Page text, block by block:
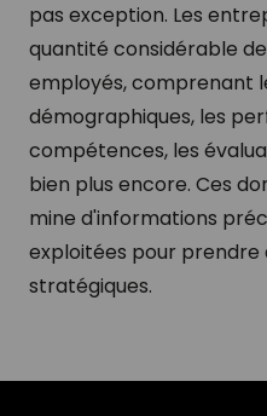
pas exception. Les
quantité considérable
employés, comprenant
démographiques, les
compétences, les
bien plus encore. Ces
mine d'informations
exploitées pour prendre
stratégiques.